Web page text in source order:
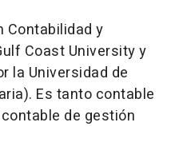
Contabilidad y
Coast University y
la Universidad de
Es tanto contable
de gestión